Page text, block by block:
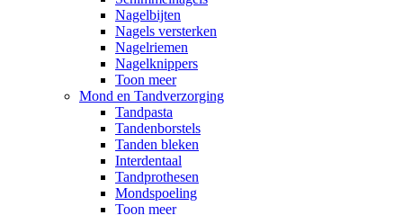
Nagelbijten
Nagels versterken
Nagelriemen
Nagelknippers
Toon meer
Mond en Tandverzorging
Tandpasta
Tandenborstels
Tanden bleken
Interdentaal
Tandprothesen
Mondspoeling
Toon meer